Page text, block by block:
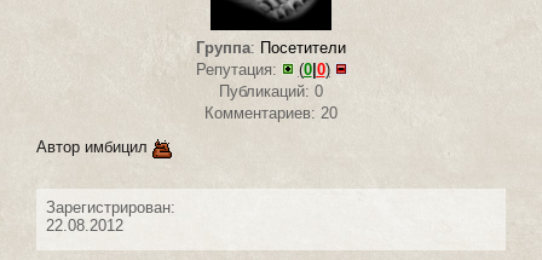
Группа: Посетители
Репутация:
(0| 0)
Публикаций: 0
Комментариев: 20
Автор имбицил
Зарегистрирован:
22.08.2012